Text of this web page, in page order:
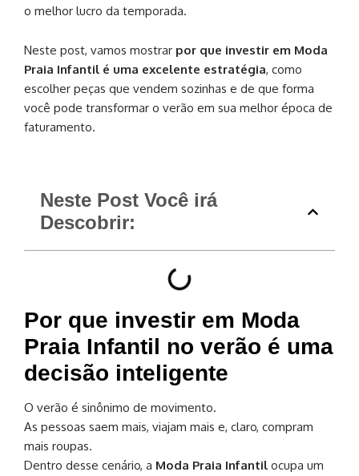
o melhor lucro da temporada.
Neste post, vamos mostrar por que investir em Moda
Praia Infantil é uma excelente estratégia, como
escolher peças que vendem sozinhas e de que forma
você pode transformar o verão em sua melhor época de
faturamento.
Neste Post Você irá
Descobrir:
Por que investir em Moda
Praia Infantil no verão é uma
decisão inteligente
O verão é sinônimo de movimento.
As pessoas saem mais, viajam mais e, claro, compram
mais roupas.
Dentro desse cenário, a Moda Praia Infantil ocupa um